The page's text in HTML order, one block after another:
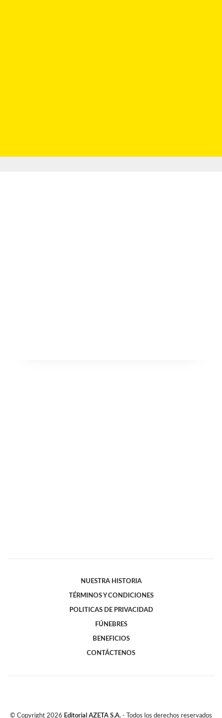
NUESTRA HISTORIA
TÉRMINOS Y CONDICIONES
POLITICAS DE PRIVACIDAD
FÚNEBRES
BENEFICIOS
CONTÁCTENOS
© Copyright 2026 Editorial AZETA S.A. - Todos los derechos reservados